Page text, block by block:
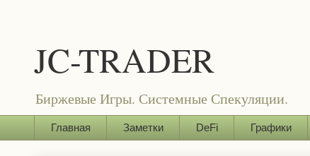
JC-TRADER
Биржевые Игры. Системные Спекуляции.
Главная Заметки DeFi Графики